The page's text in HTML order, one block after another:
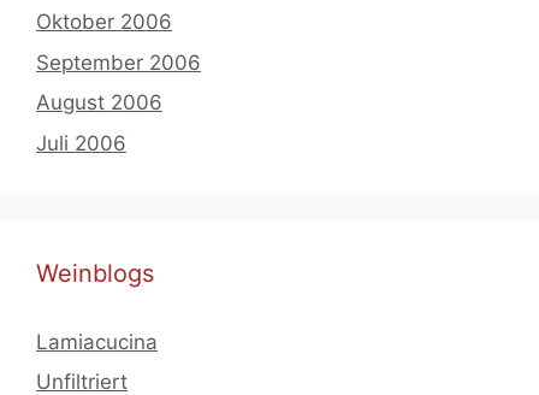
Oktober 2006
September 2006
August 2006
Juli 2006
Weinblogs
Lamiacucina
Unfiltriert